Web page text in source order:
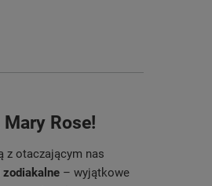
Rose!
z otaczającym nas
– wyjątkowe